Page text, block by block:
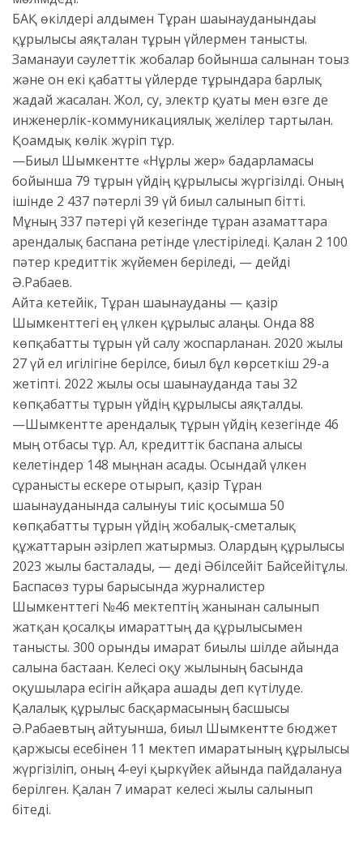
БАҚ өкілдері алдымен Тұран шағынауданындағы
құрылысы аяқталған тұрғын үйлермен танысты.
Заманауи сәулеттік жобалар бойынша салынған тоғыз
және он екі қабатты үйлерде тұрғындарға барлық
жағдай жасалған. Жол, су, электр қуаты мен өзге де
инженерлік-коммуникациялық желілер тартылған.
Қоғамдық көлік жүріп тұр.
—Биыл Шымкентте «Нұрлы жер» бағдарламасы
бойынша 79 тұрғын үйдің құрылысы жүргізілді. Оның
ішінде 2 437 пәтерлі 39 үй биыл салынып бітті.
Мұның 337 пәтері үй кезегінде тұрған азаматтарға
арендалық баспана ретінде үлестіріледі. Қалған 2 100
пәтер кредиттік жүйемен беріледі, — дейді
Ә.Рабаев.
Айта кетейік, Тұран шағынауданы — қазір
Шымкенттегі ең үлкен құрылыс алаңы. Онда 88
көпқабатты тұрғын үй салу жоспарланған. 2020 жылы
27 үй ел игілігіне берілсе, биыл бұл көрсеткіш 29-ға
жетіпті. 2022 жылы осы шағынауданда тағы 32
көпқабатты тұрғын үйдің құрылысы аяқталды.
—Шымкентте арендалық тұрғын үйдің кезегінде 46
мың отбасы тұр. Ал, кредиттік баспана алғысы
келетіндер 148 мыңнан асады. Осындай үлкен
сұранысты ескере отырып, қазір Тұран
шағынауданында салынуы тиіс қосымша 50
көпқабатты тұрғын үйдің жобалық-сметалық
құжаттарын әзірлеп жатырмыз. Олардың құрылысы
2023 жылы басталады, — деді Әбілсейіт Байсейітұлы.
Баспасөз туры барысында журналистер
Шымкенттегі №46 мектептің жанынан салынып
жатқан қосалқы ғимараттың да құрылысымен
танысты. 300 орынды ғимарат биылғы шілде айында
салына бастаған. Келесі оқу жылының басында
оқушыларға есігін айқара ашады деп күтілуде.
Қалалық құрылыс басқармасының басшысы
Ә.Рабаевтың айтуынша, биыл Шымкентте бюджет
қаржысы есебінен 11 мектеп ғимаратының құрылысы
жүргізіліп, оның 4-еуі қыркүйек айында пайдалануға
берілген. Қалған 7 ғимарат келесі жылы салынып
бітеді.